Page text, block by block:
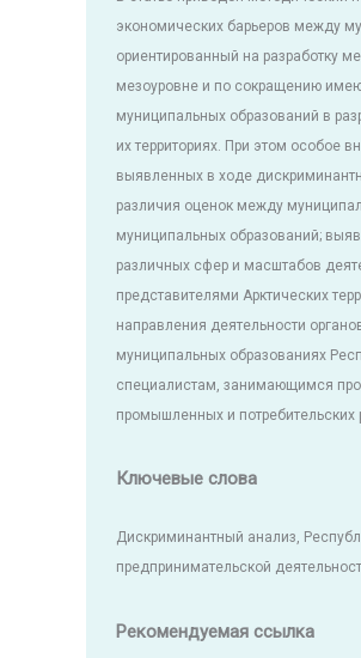
экономических барьеров между
ориентированный на разработку
мезоуровне и по сокращению
муниципальных образований в
их территориях. При этом особое
выявленных в ходе
различия оценок между
муниципальных образований;
различных сфер и масштабов
представителями Арктических
направления деятельности
муниципальных образованиях
специалистам, занимающимся
промышленных и потребительских
Ключевые слова
Дискриминантный анализ,
предпринимательской
Рекомендуемая ссылка